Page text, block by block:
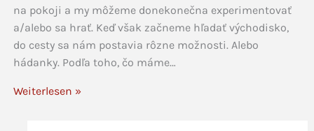
na pokoji a my môžeme donekonečna experimentovať
a/alebo sa hrať. Keď však začneme hľadať východisko,
do cesty sa nám postavia rôzne možnosti. Alebo
hádanky. Podľa toho, čo máme…
Weiterlesen »